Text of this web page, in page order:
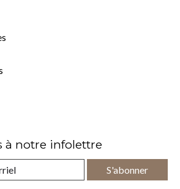
à notre infolettre
S'abonner